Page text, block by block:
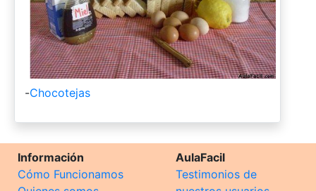
-Chocotejas
Información
Cómo Funcionamos
AulaFacil
Testimonios de